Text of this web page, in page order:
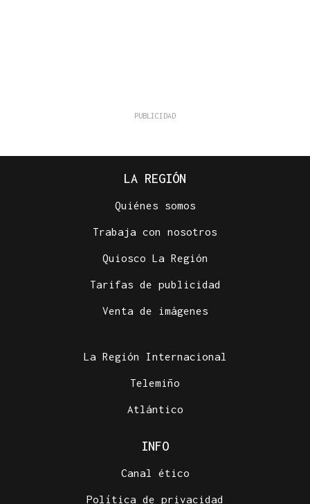
LA REGIÓN
Quiénes somos
Trabaja con nosotros
Quiosco La Región
Tarifas de publicidad
Venta de imágenes
La Región Internacional
Telemiño
Atlántico
INFO
Canal ético
Política de privacidad